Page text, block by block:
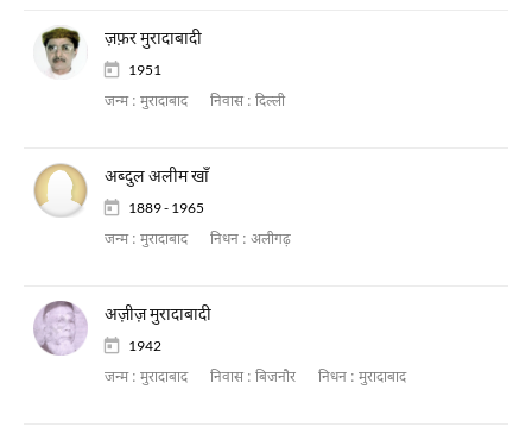
ज़फ़र मुरादाबादी
1951
जन्म : मुरादाबाद निवास : दिल्ली
अब्दुल अलीम खाँ
1889 - 1965
जन्म : मुरादाबाद निधन : अलीगढ़
अज़ीज़ मुरादाबादी
1942
जन्म : मुरादाबाद निवास : बिजनौर निधन : मुरादाबाद